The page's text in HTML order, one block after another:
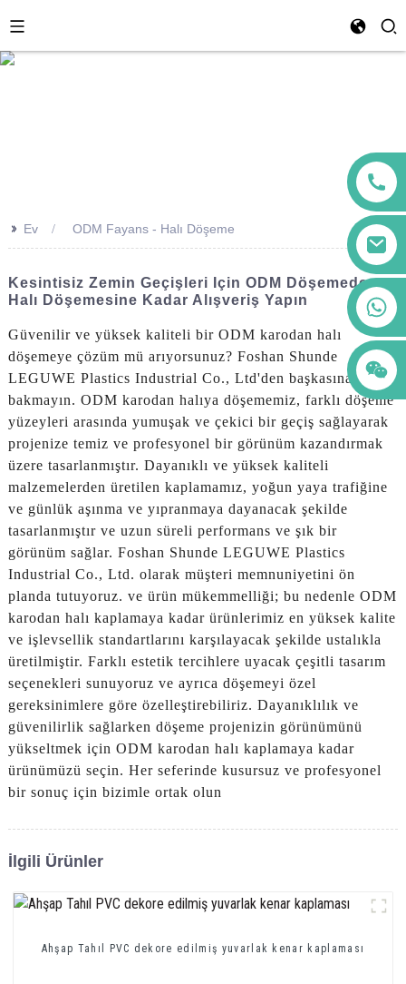
+86 123456789122
>> Ev ODM Fayans - Halı Döşeme
Kesintisiz Zemin Geçişleri Için ODM Döşemeden
Halı Döşemesine Kadar Alışveriş Yapın
Güvenilir ve yüksek kaliteli bir ODM karodan halı
döşemeye çözüm mü arıyorsunuz? Foshan Shunde
LEGUWE Plastics Industrial Co., Ltd'den başkasına
bakmayın. ODM karodan halıya döşememiz, farklı döşeme
yüzeyleri arasında yumuşak ve çekici bir geçiş sağlayarak
projenize temiz ve profesyonel bir görünüm kazandırmak
üzere tasarlanmıştır. Dayanıklı ve yüksek kaliteli
malzemelerden üretilen kaplamamız, yoğun yaya trafiğine
ve günlük aşınma ve yıpranmaya dayanacak şekilde
tasarlanmıştır ve uzun süreli performans ve şık bir
görünüm sağlar. Foshan Shunde LEGUWE Plastics
Industrial Co., Ltd. olarak müşteri memnuniyetini ön
planda tutuyoruz. ve ürün mükemmelliği; bu nedenle ODM
karodan halı kaplamaya kadar ürünlerimiz en yüksek kalite
ve işlevsellik standartlarını karşılayacak şekilde ustalıkla
üretilmiştir. Farklı estetik tercihlere uyacak çeşitli tasarım
seçenekleri sunuyoruz ve ayrıca döşemeyi özel
gereksinimlere göre özelleştirebiliriz. Dayanıklılık ve
güvenilirlik sağlarken döşeme projenizin görünümünü
yükseltmek için ODM karodan halı kaplamaya kadar
ürünümüzü seçin. Her seferinde kusursuz ve profesyonel
bir sonuç için bizimle ortak olun
İlgili Ürünler
Ahşap Tahıl PVC dekore edilmiş yuvarlak kenar kaplaması